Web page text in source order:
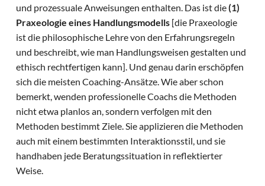
und prozessuale Anweisungen enthalten. Das ist die(1)
Praxeologie eines Handlungsmodells [die Praxeologie
ist die philosophische Lehre von den Erfahrungsregeln
und beschreibt, wie man Handlungsweisen gestalten und
ethisch rechtfertigen kann]. Und genau darin erschöpfen
sich die meisten Coaching-Ansätze. Wie aber schon
bemerkt, wenden professionelle Coachs die Methoden
nicht etwa planlos an, sondern verfolgen mit den
Methoden bestimmt Ziele. Sie applizieren die Methoden
auch mit einem bestimmten Interaktionsstil, und sie
handhaben jede Beratungssituation in reflektierter
Weise.